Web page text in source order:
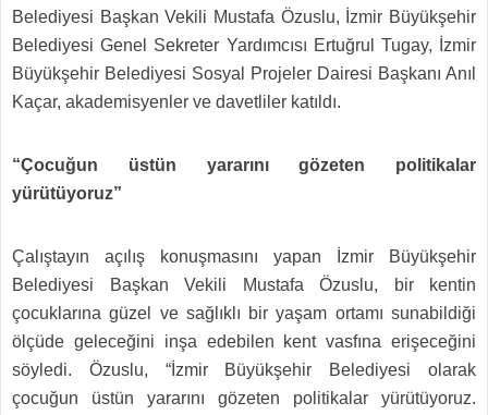
Belediyesi Başkan Vekili Mustafa Özuslu, İzmir Büyükşehir
Belediyesi Genel Sekreter Yardımcısı Ertuğrul Tugay, İzmir
Büyükşehir Belediyesi Sosyal Projeler Dairesi Başkanı Anıl
Kaçar, akademisyenler ve davetliler katıldı.
“Çocuğun üstün yararını gözeten politikalar
yürütüyoruz”
Çalıştayın açılış konuşmasını yapan İzmir Büyükşehir
Belediyesi Başkan Vekili Mustafa Özuslu, bir kentin
çocuklarına güzel ve sağlıklı bir yaşam ortamı sunabildiği
ölçüde geleceğini inşa edebilen kent vasfına erişeceğini
söyledi. Özuslu, “İzmir Büyükşehir Belediyesi olarak
çocuğun üstün yararını gözeten politikalar yürütüyoruz.